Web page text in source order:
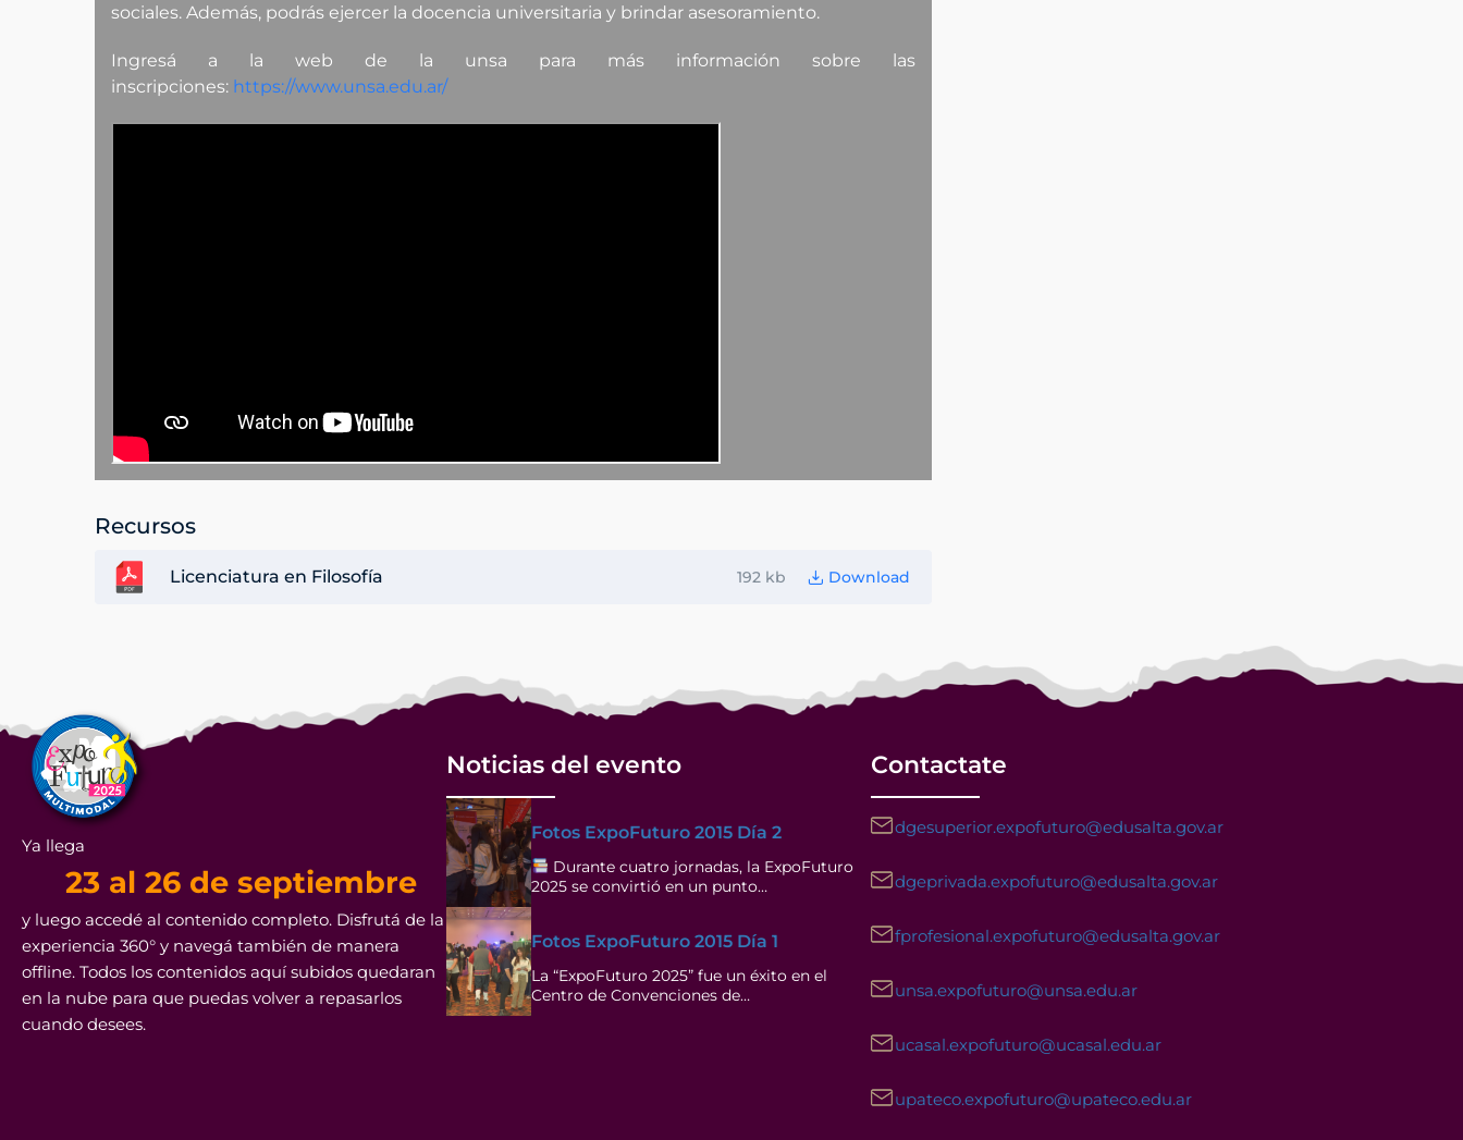
sociales. Además, podrás ejercer la docencia universitaria y brindar asesoramiento.
Ingresá a la web de la unsa para más información sobre las
inscripciones: https://www.unsa.edu.ar/
Recursos
Licenciatura en Filosofía 192 kb Download
Ya llega
23 al 26 de septiembre
y luego accedé al contenido completo. Disfrutá de la
experiencia 360° y navegá también de manera
offline. Todos los contenidos aquí subidos quedaran
en la nube para que puedas volver a repasarlos
cuando desees.
Noticias del evento
Fotos ExpoFuturo 2015 Día 2
Durante cuatro jornadas, la ExpoFuturo
2025 se convirtió en un punto…
Fotos ExpoFuturo 2015 Día 1
La “ExpoFuturo 2025” fue un éxito en el
Centro de Convenciones de…
Contactate
dgesuperior.expofuturo@edusalta.gov.ar
dgeprivada.expofuturo@edusalta.gov.ar
fprofesional.expofuturo@edusalta.gov.ar
unsa.expofuturo@unsa.edu.ar
ucasal.expofuturo@ucasal.edu.ar
upateco.expofuturo@upateco.edu.ar